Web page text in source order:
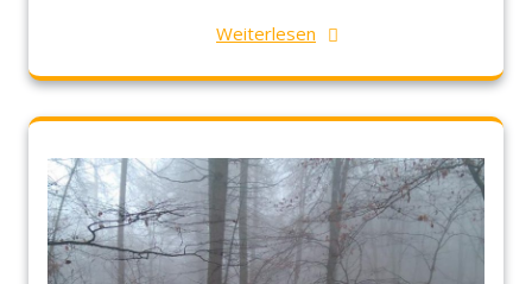
Weiterlesen